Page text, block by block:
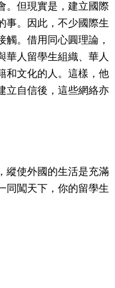
。但現實是，建立國際
事。因此，不少國際生
。借用同心圓理論，
華人留學生組織、華人
和文化的人。這樣，他
立自信後，這些網絡亦
縱使外國的生活是充滿
同闖天下，你的留學生